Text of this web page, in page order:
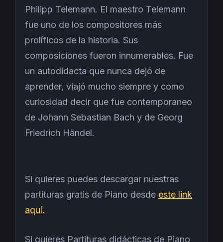
Philipp Telemann. El maestro Telemann
fue uno de los compositores más
prolíficos de la historia. Sus
composiciones fueron innumerables. Fue
un autodidacta que nunca dejó de
aprender, viajó mucho siempre y como
curiosidad decir que fue contemporaneo
de Johann Sebastian Bach y de Georg
Friedrich Händel.
Si quieres puedes descargar nuestras
partituras gratis de Piano desde este link
aquí.
Si quieres Partituras didácticas de Piano